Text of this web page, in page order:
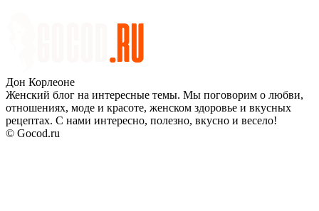
Дон Корлеоне
Женский блог на интересные темы. Мы поговорим о любви,
отношениях, моде и красоте, женском здоровье и вкусных
рецептах. С нами интересно, полезно, вкусно и весело!
© Gocod.ru